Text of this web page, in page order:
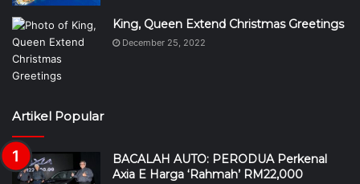
King, Queen Extend Christmas Greetings
December 25, 2022
Artikel Popular
BACALAH AUTO: PERODUA Perkenal
Axia E Harga ‘Rahmah’ RM22,000